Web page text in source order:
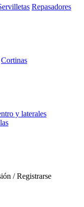
Repasadores
Cortinas
y laterales
/ Registrarse